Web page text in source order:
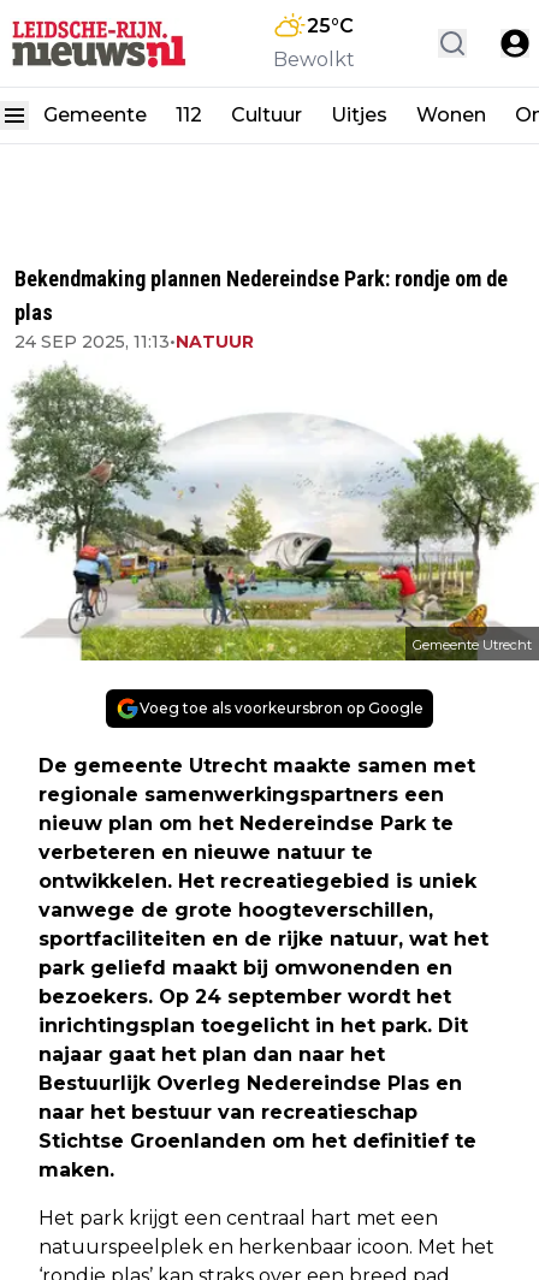
25°C
Bewolkt
Gemeente 112 Cultuur Uitjes Wonen
Bekendmaking plannen Nedereindse Park: rondje om de
plas
24 SEP 2025, 11:13•NATUUR
Gemeente Utrecht
Voeg toe als voorkeursbron op Google
De gemeente Utrecht maakte samen met
regionale samenwerkingspartners een
nieuw plan om het Nedereindse Park te
verbeteren en nieuwe natuur te
ontwikkelen. Het recreatiegebied is uniek
vanwege de grote hoogteverschillen,
sportfaciliteiten en de rijke natuur, wat het
park geliefd maakt bij omwonenden en
bezoekers. Op 24 september wordt het
inrichtingsplan toegelicht in het park. Dit
najaar gaat het plan dan naar het
Bestuurlijk Overleg Nedereindse Plas en
naar het bestuur van recreatieschap
Stichtse Groenlanden om het definitief te
maken.
Het park krijgt een centraal hart met een
natuurspeelplek en herkenbaar icoon. Met het